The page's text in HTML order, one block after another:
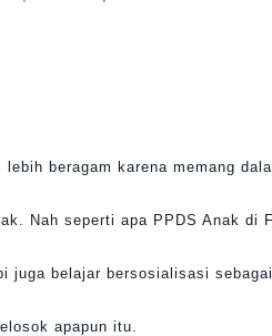
beragam karena memang
Nah seperti apa PPDS Anak di
juga belajar bersosialisasi
apapun itu.